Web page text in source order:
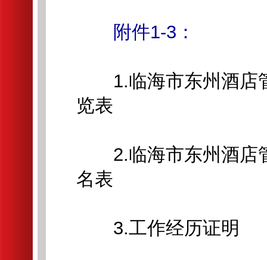
附件1-3：
1.临海市东州酒店
览表
2.临海市东州酒店
名表
3.工作经历证明